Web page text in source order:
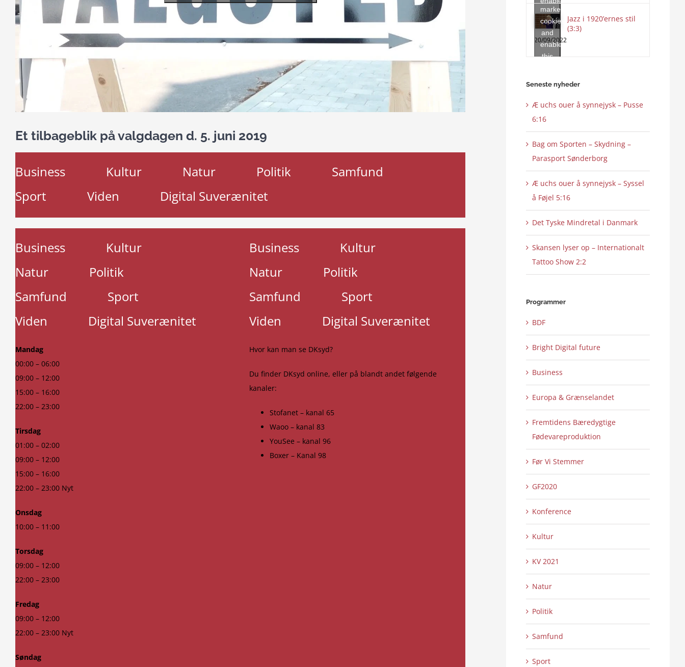
Et tilbageblik på valgdagen d. 5. juni 2019
Business Kultur Natur Politik
Samfund
Sport
Viden Digital Suverænitet
Business
Kultur
Natur
Politik
Samfund
Sport
Viden
Digital Suverænitet
Mandag
00:00 – 06:00
09:00 – 12:00
15:00 – 16:00
22:00 – 23:00
Tirsdag
01:00 – 02:00
09:00 – 12:00
15:00 – 16:00
22:00 – 23:00 Nyt
Onsdag
10:00 – 11:00
Torsdag
09:00 – 12:00
22:00 – 23:00
Fredag
09:00 – 12:00
22:00 – 23:00 Nyt
Søndag
Business
Kultur
Natur
Politik
Samfund
Sport
Viden
Digital Suverænitet
Hvor kan man se DKsyd?
Du finder DKsyd online, eller på blandt andet følgende
kanaler:
Stofanet – kanal 65
Waoo – kanal 83
YouSee – kanal 96
Boxer – Kanal 98
this
content
marketing
cookies
and
enable
this
Jazz i 1920’ernes stil
(3:3)
20/09/2022
Seneste nyheder
Æ uchs ouer å synnejysk – Pusse
6:16
Bag om Sporten – Skydning –
Parasport Sønderborg
Æ uchs ouer å synnejysk – Syssel
å Føjel 5:16
Det Tyske Mindretal i Danmark
Skansen lyser op – Internationalt
Tattoo Show 2:2
Programmer
BDF
Bright Digital future
Business
Europa & Grænselandet
Fremtidens Bæredygtige
Fødevareproduktion
Før Vi Stemmer
GF2020
Konference
Kultur
KV 2021
Natur
Politik
Samfund
Sport